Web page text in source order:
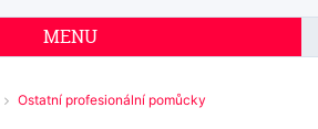
MENU
Ostatní profesionální pomůcky